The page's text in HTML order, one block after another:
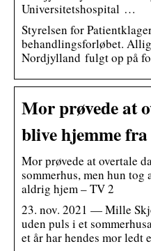
Universitetshospital …
Styrelsen for
behandlingsforløbet.
Nordjylland fulgt op på
Mor prøvede at
blive hjemme
Mor prøvede at overtale
sommerhus, men hun
aldrig hjem – TV 2
23. nov. 2021 — Mille
uden puls i et
et år har hendes mor